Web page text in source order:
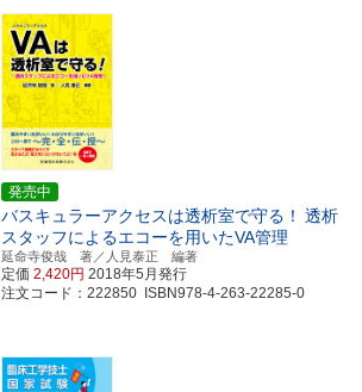
発売中
バスキュラーアクセスは透析室で守る！ 透析
スタッフによるエコーを用いたVA管理
延命寺俊哉 著／人見泰正 編著
定価 2,420円 2018年5月発行
注文コード：222850 ISBN978-4-263-22285-0